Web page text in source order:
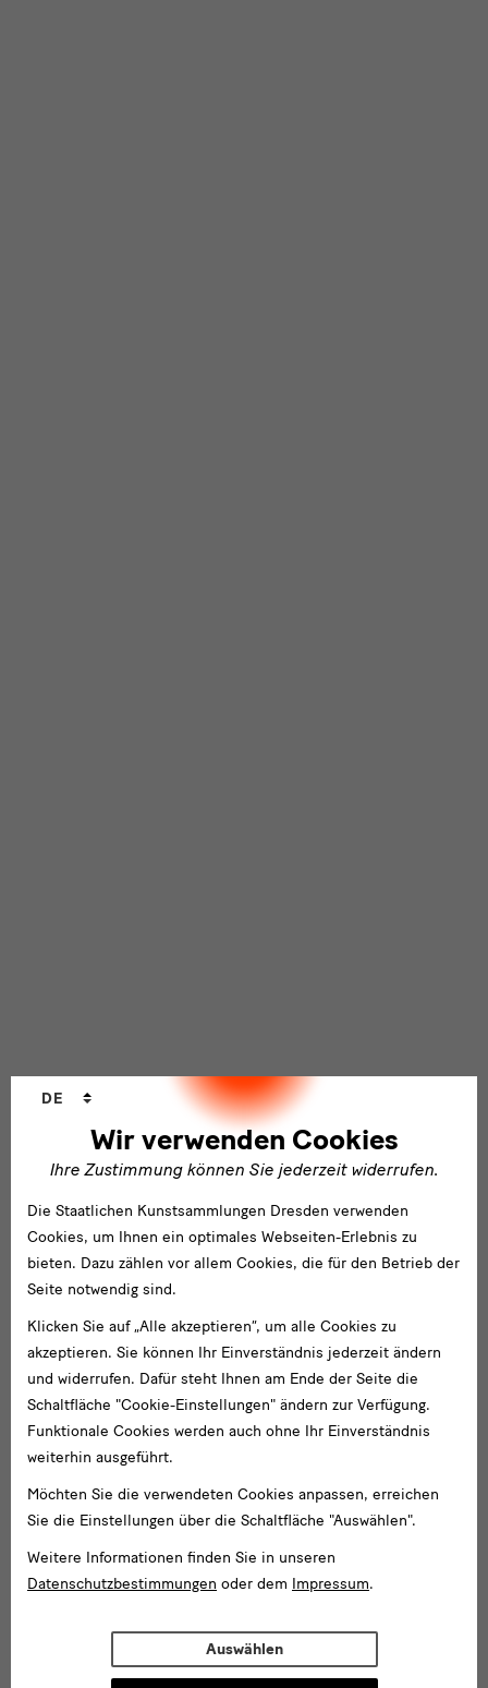
Wir verwenden Cookies
Ihre Zustimmung können Sie jederzeit widerrufen.
DE
Die Staatlichen Kunstsammlungen Dresden verwenden
Cookies, um Ihnen ein optimales Webseiten-Erlebnis zu
bieten. Dazu zählen vor allem Cookies, die für den Betrieb der
Seite notwendig sind.
Klicken Sie auf „Alle akzeptieren“, um alle Cookies zu
akzeptieren. Sie können Ihr Einverständnis jederzeit ändern
und widerrufen. Dafür steht Ihnen am Ende der Seite die
Schaltfläche "Cookie-Einstellungen" ändern zur Verfügung.
Funktionale Cookies werden auch ohne Ihr Einverständnis
weiterhin ausgeführt.
Möchten Sie die verwendeten Cookies anpassen, erreichen
Sie die Einstellungen über die Schaltfläche "Auswählen".
Weitere Informationen finden Sie in unseren
Datenschutzbestimmungen oder dem Impressum.
Auswählen